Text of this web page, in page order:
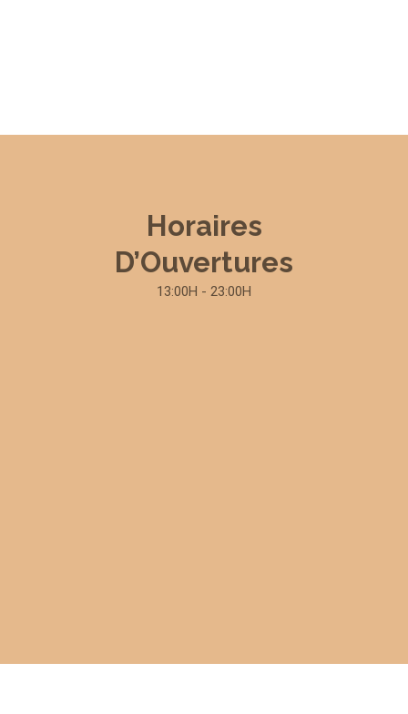
Horaires
D’Ouvertures
13:00H - 23:00H